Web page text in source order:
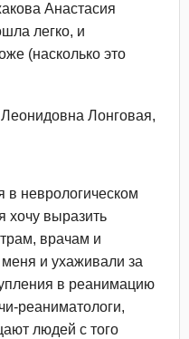
Анастасия
легко, и
(насколько это
Лонговая,
неврологическом
выразить
врачам и
и ухаживали за
в реанимацию
реаниматологи,
людей с того